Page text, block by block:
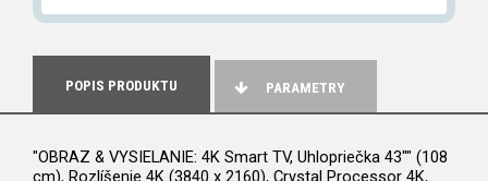
POPIS PRODUKTU PARAMETRY
"OBRAZ & VYSIELANIE: 4K Smart TV, Uhlopriečka 43"" (108